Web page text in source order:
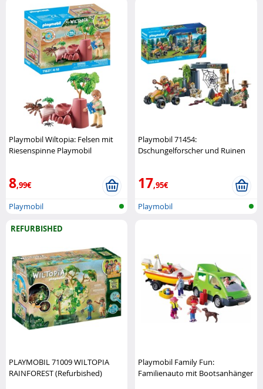
Playmobil Wiltopia: Felsen mit
Riesenspinne Playmobil
8,99€
Playmobil
Playmobil 71454:
Dschungelforscher und Ruinen
17,95€
Playmobil
REFURBISHED
PLAYMOBIL 71009 WILTOPIA
RAINFOREST (Refurbished)
Playmobil Family Fun:
Familienauto mit Bootsanhänger